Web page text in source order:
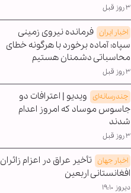
۳ روز قبل
اخبار ایران فرمانده نیروی زمینی
سپاه: آماده برخورد با هرگونه خطای
محاسباتی دشمنان هستیم
۳ روز قبل
چندرسانه‌ای ویدیو | اعترافات دو
جاسوس موساد که امروز اعدام
شدند
۳ روز قبل
اخبار جهان تأخیر عراق در اعزام زائران
افغانستانی اربعین
دیروز ۱۹:۱۰